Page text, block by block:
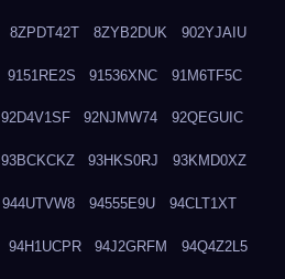
8ZPDT42T 8ZYB2DUK 902YJAIU
9151RE2S 91536XNC 91M6TF5C
92D4V1SF 92NJMW74 92QEGUIC
93BCKCKZ 93HKS0RJ 93KMD0XZ
944UTVW8 94555E9U 94CLT1XT
94H1UCPR 94J2GRFM 94Q4Z2L5